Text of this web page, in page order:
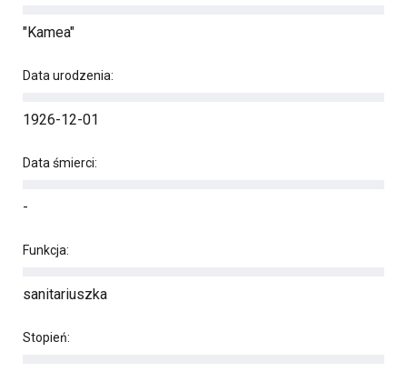
"Kamea"
Data urodzenia:
1926-12-01
Data śmierci:
-
Funkcja:
sanitariuszka
Stopień: